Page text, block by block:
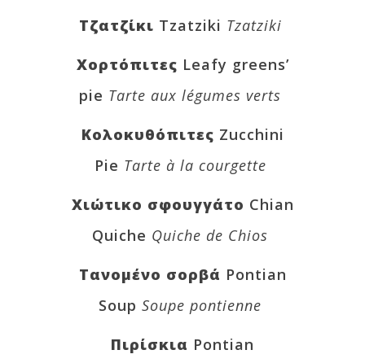
Τζατζίκι Tzatziki Tzatziki
Χορτόπιτες Leafy greens’
pie Tarte aux légumes verts
Κολοκυθόπιτες Zucchini
Pie Tarte à la courgette
Χιώτικο σφουγγάτο Chian
Quiche Quiche de Chios
Τανομένο σορβά Pontian
Soup Soupe pontienne
Πιρίσκια Pontian